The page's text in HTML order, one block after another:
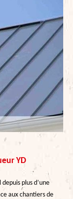
YD
plus d’une
aux chantiers de